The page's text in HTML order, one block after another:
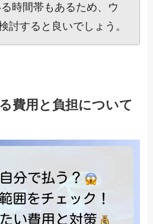
時間帯もあるため、ウ
討すると良いでしょう。
費用と負担について